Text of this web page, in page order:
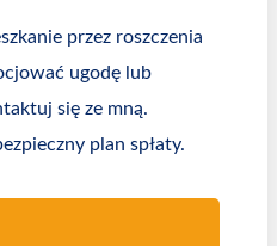
przez roszczenia
ugodę lub
się ze mną.
plan spłaty.